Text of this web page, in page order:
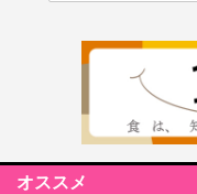
オススメ